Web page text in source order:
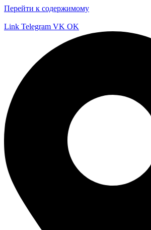
Перейти к содержимому
Link Telegram VK OK